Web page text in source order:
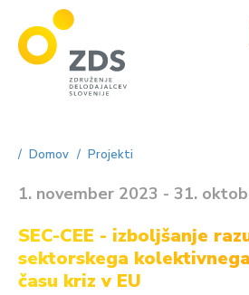
Domov Projekti
1. november 2023 - 31.
SEC-CEE - izboljšanje
sektorskega
času kriz v EU